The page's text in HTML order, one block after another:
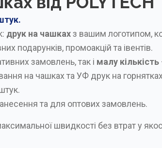
друк на чашкахз вашим логотипом,
подарунків, промоакцій та івентів.
замовлень, так і малу кількість
на чашках та УФ друк на
та для оптових замовлень.
швидкості без втрат у